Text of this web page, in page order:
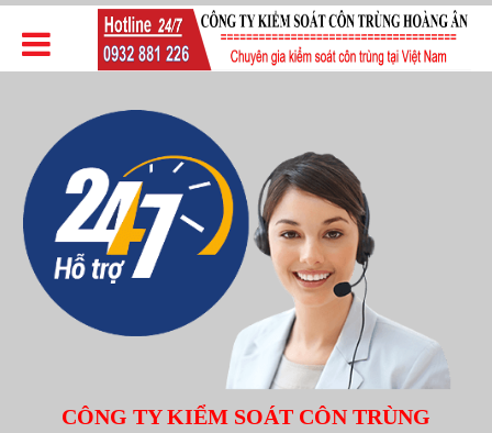
CÔNG TY KIỂM SOÁT CÔN TRÙNG